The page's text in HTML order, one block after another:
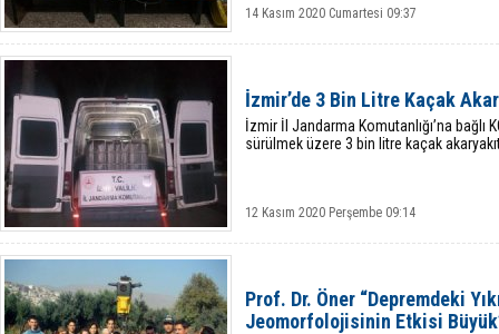
14 Kasım 2020 Cumartesi 09:37
İzmir’de 3 Bin Litre Kaçak
İzmir İl Jandarma Komutanlığı’na bağlı
sürülmek üzere 3 bin litre kaçak
12 Kasım 2020 Perşembe 09:14
Prof. Dr. Öner “Depremdeki
Jeomorfolojisinin Etkisi